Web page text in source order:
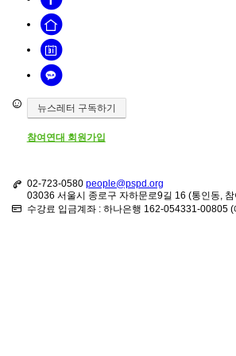
뉴스레터 구독하기
참여연대 회원가입
02-723-0580 people@pspd.org
03036 서울시 종로구 자하문로9길 16 (통인동,
수강료 입금계좌 : 하나은행 162-054331-00805